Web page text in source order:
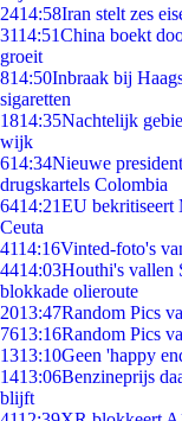
2414:58Iran stelt zes
3114:51China boekt
groeit
814:50Inbraak bij
sigaretten
1814:35Nachtelijk
wijk
614:34Nieuwe
drugskartels Colombia
6414:21EU bekritiseert
Ceuta
4114:16Vinted-foto's
4414:03Houthi's vallen
blokkade olieroute
2013:47Random Pics
7613:16Random Pics
1313:10Geen 'happy
1413:06Benzineprijs
blijft